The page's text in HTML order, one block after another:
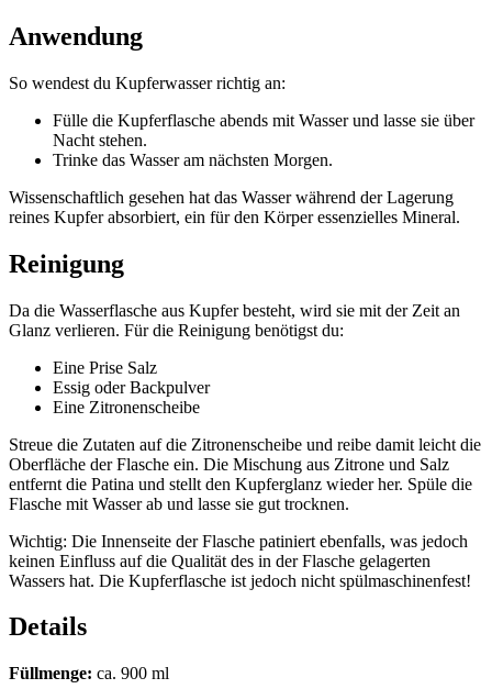
Anwendung
So wendest du Kupferwasser richtig an:
Fülle die Kupferflasche abends mit Wasser und lasse sie über
Nacht stehen.
Trinke das Wasser am nächsten Morgen.
Wissenschaftlich gesehen hat das Wasser während der Lagerung
reines Kupfer absorbiert, ein für den Körper essenzielles Mineral.
Reinigung
Da die Wasserflasche aus Kupfer besteht, wird sie mit der Zeit an
Glanz verlieren. Für die Reinigung benötigst du:
Eine Prise Salz
Essig oder Backpulver
Eine Zitronenscheibe
Streue die Zutaten auf die Zitronenscheibe und reibe damit leicht die
Oberfläche der Flasche ein. Die Mischung aus Zitrone und Salz
entfernt die Patina und stellt den Kupferglanz wieder her. Spüle die
Flasche mit Wasser ab und lasse sie gut trocknen.
Wichtig: Die Innenseite der Flasche patiniert ebenfalls, was jedoch
keinen Einfluss auf die Qualität des in der Flasche gelagerten
Wassers hat. Die Kupferflasche ist jedoch nicht spülmaschinenfest!
Details
Füllmenge: ca. 900 ml